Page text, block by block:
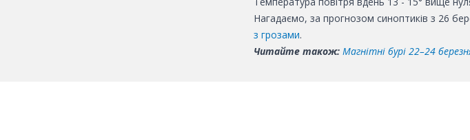
Нагадаємо, за прогнозом синоптиків з 26
з грозами.
Читайте також: Магнітні бурі 22–24